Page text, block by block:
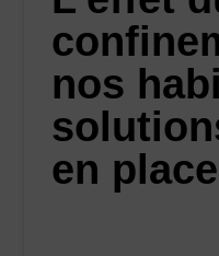
nos
en place